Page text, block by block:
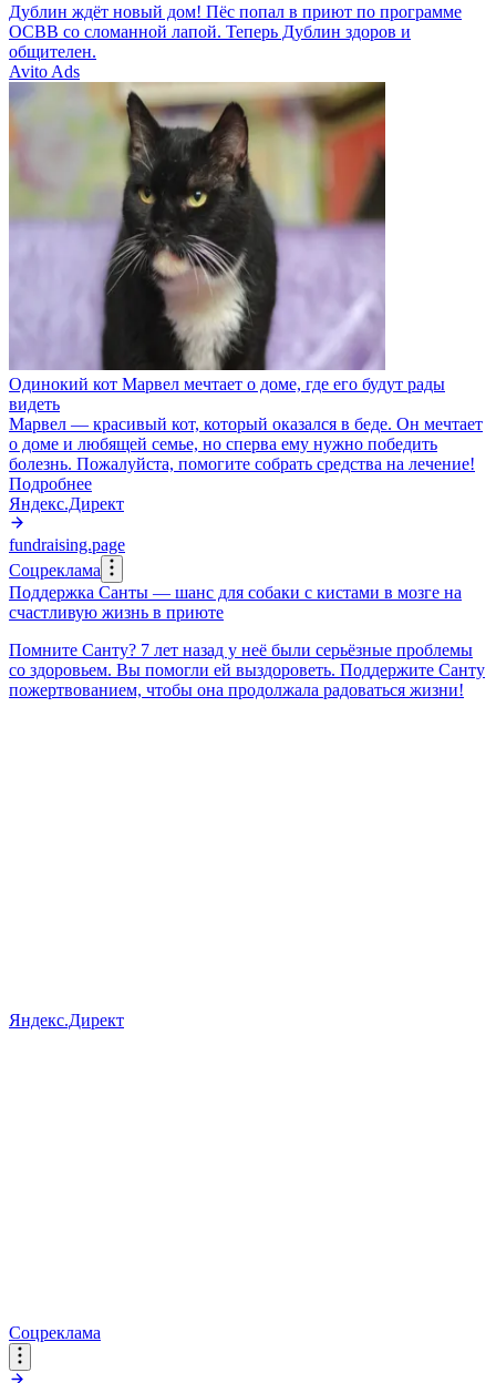
Дублин ждёт новый дом! Пёс попал в приют по программе
ОСВВ со сломанной лапой. Теперь Дублин здоров и
общителен.
Avito Ads
Одинокий кот Марвел мечтает о доме, где его будут рады
видеть
Марвел — красивый кот, который оказался в беде. Он мечтает
о доме и любящей семье, но сперва ему нужно победить
болезнь. Пожалуйста, помогите собрать средства на лечение!
Подробнее
Яндекс.Директ
fundraising.page
Соцреклама
Поддержка Санты — шанс для собаки с кистами в мозге на
счастливую жизнь в приюте
Помните Санту? 7 лет назад у неё были серьёзные проблемы
со здоровьем. Вы помогли ей выздороветь. Поддержите Санту
пожертвованием, чтобы она продолжала радоваться жизни!
Яндекс.Директ
Соцреклама